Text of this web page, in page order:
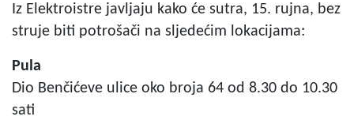
Iz Elektroistre javljaju kako će sutra, 15. rujna, bez
struje biti potrošači na sljedećim lokacijama:
Pula
Dio Benčićeve ulice oko broja 64 od 8.30 do 10.30
sati